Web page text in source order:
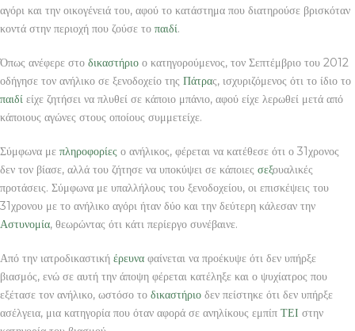
αγόρι και την οικογένειά του, αφού το κατάστημα που διατηρούσε βρισκόταν
κοντά στην περιοχή που ζούσε το παιδί.
Όπως ανέφερε στο δικαστήριο ο κατηγορούμενος, τον Σεπτέμβριο του 2012
οδήγησε τον ανήλικο σε ξενοδοχείο της Πάτρας, ισχυριζόμενος ότι το ίδιο το
παιδί είχε ζητήσει να πλυθεί σε κάποιο μπάνιο, αφού είχε λερωθεί μετά από
κάποιους αγώνες στους οποίους συμμετείχε.
Σύμφωνα με πληροφορίες ο ανήλικος, φέρεται να κατέθεσε ότι ο 31χρονος
δεν τον βίασε, αλλά του ζήτησε να υποκύψει σε κάποιες σεξουαλικές
προτάσεις. Σύμφωνα με υπαλλήλους του ξενοδοχείου, οι επισκέψεις του
31χρονου με το ανήλικο αγόρι ήταν δύο και την δεύτερη κάλεσαν την
Αστυνομία, θεωρώντας ότι κάτι περίεργο συνέβαινε.
Από την ιατροδικαστική έρευνα φαίνεται να προέκυψε ότι δεν υπήρξε
βιασμός, ενώ σε αυτή την άποψη φέρεται κατέληξε και ο ψυχίατρος που
εξέτασε τον ανήλικο, ωστόσο το δικαστήριο δεν πείστηκε ότι δεν υπήρξε
ασέλγεια, μια κατηγορία που όταν αφορά σε ανηλίκους εμπίπ ΤΕΙ στην